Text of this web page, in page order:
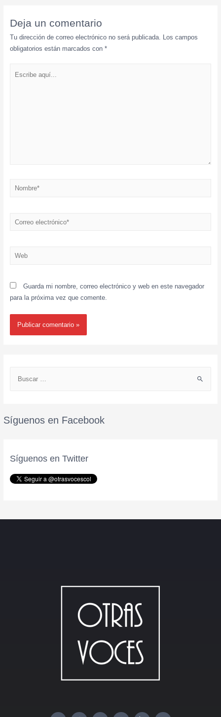
Deja un comentario
Tu dirección de correo electrónico no será publicada. Los campos
obligatorios están marcados con *
Guarda mi nombre, correo electrónico y web en este navegador
para la próxima vez que comente.
Síguenos en Facebook
Síguenos en Twitter